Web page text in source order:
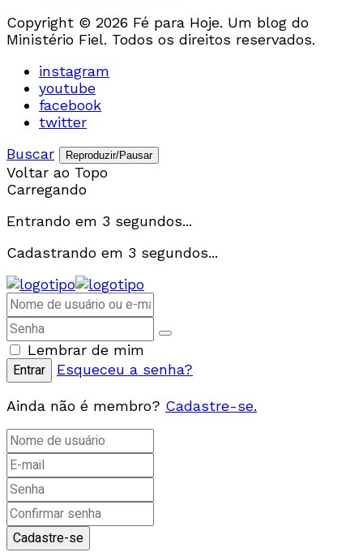
Copyright © 2026 Fé para Hoje. Um blog do
Ministério Fiel. Todos os direitos reservados.
instagram
youtube
facebook
twitter
Buscar
Reproduzir/Pausar
Voltar ao Topo
Carregando
Entrando em 3 segundos...
Cadastrando em 3 segundos...
Lembrar de mim
Esqueceu a senha?
Ainda não é membro? Cadastre-se.